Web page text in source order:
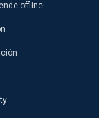
offline